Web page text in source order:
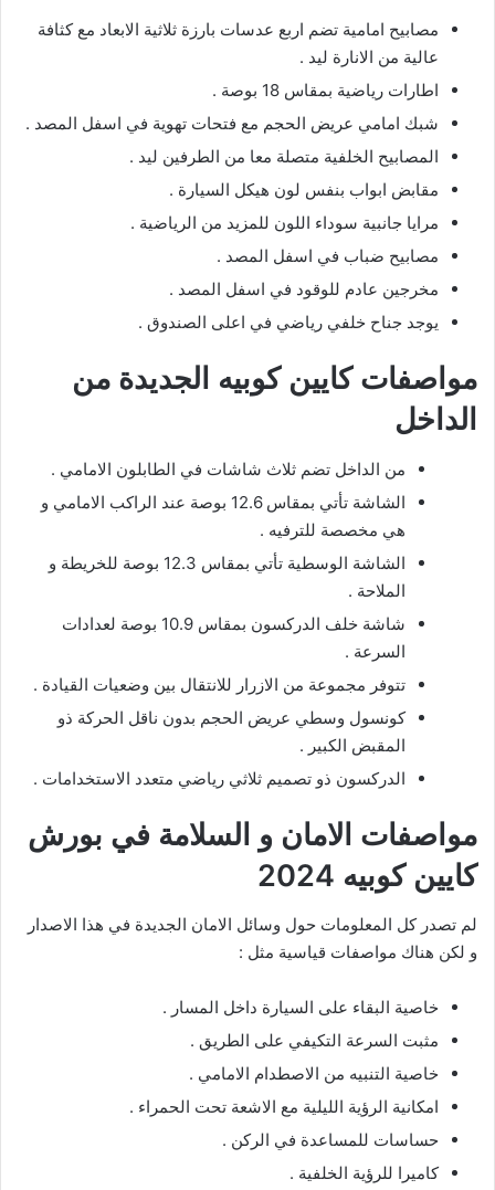
مصابيح امامية تضم اربع عدسات بارزة ثلاثية الابعاد مع كثافة
عالية من الانارة ليد .
اطارات رياضية بمقاس 18 بوصة .
شبك امامي عريض الحجم مع فتحات تهوية في اسفل المصد .
المصابيح الخلفية متصلة معا من الطرفين ليد .
مقابض ابواب بنفس لون هيكل السيارة .
مرايا جانبية سوداء اللون للمزيد من الرياضية .
مصابيح ضباب في اسفل المصد .
مخرجين عادم للوقود في اسفل المصد .
يوجد جناح خلفي رياضي في اعلى الصندوق .
مواصفات كايين كوبيه الجديدة من
الداخل
من الداخل تضم ثلاث شاشات في الطابلون الامامي .
الشاشة تأتي بمقاس 12.6 بوصة عند الراكب الامامي و
هي مخصصة للترفيه .
الشاشة الوسطية تأتي بمقاس 12.3 بوصة للخريطة و
الملاحة .
شاشة خلف الدركسون بمقاس 10.9 بوصة لعدادات
السرعة .
تتوفر مجموعة من الازرار للانتقال بين وضعيات القيادة .
كونسول وسطي عريض الحجم بدون ناقل الحركة ذو
المقبض الكبير .
الدركسون ذو تصميم ثلاثي رياضي متعدد الاستخدامات .
مواصفات الامان و السلامة في بورش
كايين كوبيه 2024
لم تصدر كل المعلومات حول وسائل الامان الجديدة في هذا الاصدار
و لكن هناك مواصفات قياسية مثل :
خاصية البقاء على السيارة داخل المسار .
مثبت السرعة التكيفي على الطريق .
خاصية التنبيه من الاصطدام الامامي .
امكانية الرؤية الليلية مع الاشعة تحت الحمراء .
حساسات للمساعدة في الركن .
كاميرا للرؤية الخلفية .